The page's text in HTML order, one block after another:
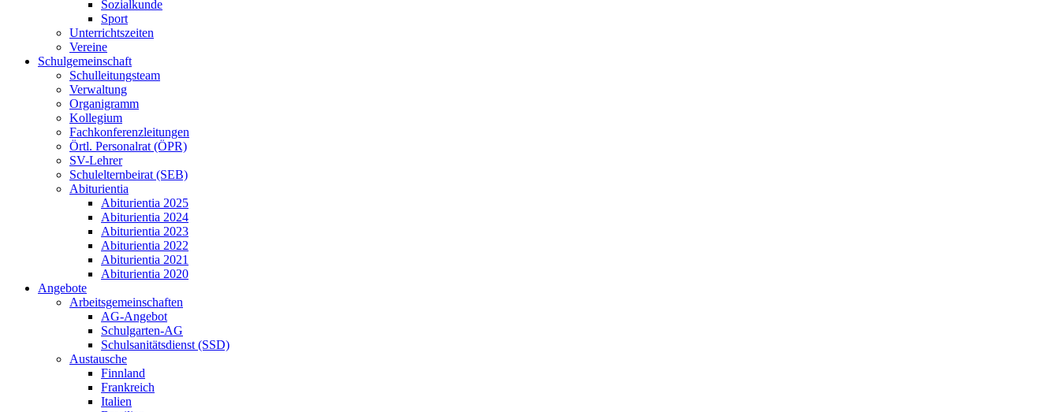
Sozialkunde
Sport
Unterrichtszeiten
Vereine
Schulgemeinschaft
Schulleitungsteam
Verwaltung
Organigramm
Kollegium
Fachkonferenzleitungen
Örtl. Personalrat (ÖPR)
SV-Lehrer
Schulelternbeirat (SEB)
Abiturientia
Abiturientia 2025
Abiturientia 2024
Abiturientia 2023
Abiturientia 2022
Abiturientia 2021
Abiturientia 2020
Angebote
Arbeitsgemeinschaften
AG-Angebot
Schulgarten-AG
Schulsanitätsdienst (SSD)
Austausche
Finnland
Frankreich
Italien